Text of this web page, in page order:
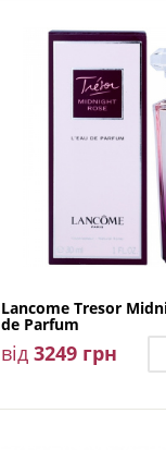
Lancome Tresor
de Parfum
від 3249 грн